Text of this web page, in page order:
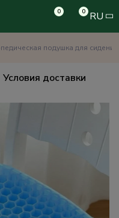
0 0 RU
подушка для
Условия доставки